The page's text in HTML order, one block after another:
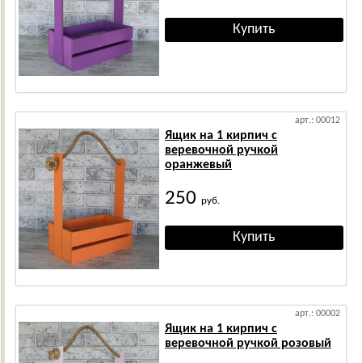
арт.: 00012
Ящик на 1 кирпич с
веревочной ручкой
оранжевый
250 руб.
арт.: 00002
Ящик на 1 кирпич с
веревочной ручкой розовый